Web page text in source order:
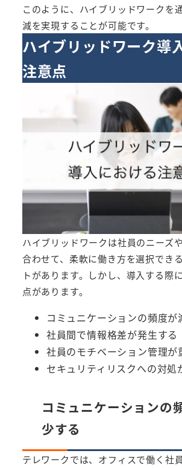
このように、ハイブリッドワークを
減を実現することが可能です。
ハイブリッドワーク導
注意点
ハイブリッドワークは社員のニーズ
合わせて、柔軟に働き方を選択でき
トがあります。しかし、導入する際
点があります。
コミュニケーションの頻度が
社員間で情報格差が発生する
社員のモチベーション管理が
セキュリティリスクへの対処
コミュニケーションの
少する
テレワークでは、オフィスで働く社